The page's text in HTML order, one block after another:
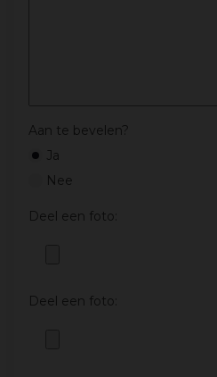
Aan te bevelen?
Ja
Nee
Deel een foto:
Deel een foto: